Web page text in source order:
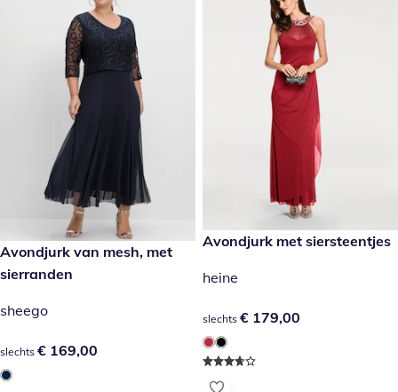
€ 169,00
Avondjurk van mesh, met
sierranden
sheego
€ 169,00
slechts € 169,00
€ 179,00
Avondjurk met siersteentjes
heine
€ 179,00
slechts € 179,00